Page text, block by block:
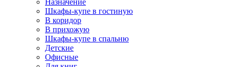
Назначение
Шкафы-купе в гостиную
В коридор
В прихожую
Шкафы-купе в спальню
Детские
Офисные